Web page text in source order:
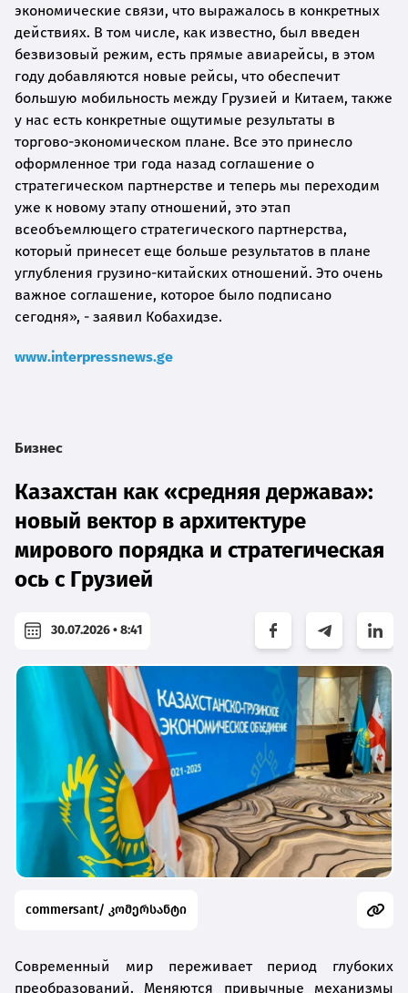
экономические связи, что выражалось в конкретных
действиях. В том числе, как известно, был введен
безвизовый режим, есть прямые авиарейсы, в этом
году добавляются новые рейсы, что обеспечит
большую мобильность между Грузией и Китаем, также
у нас есть конкретные ощутимые результаты в
торгово-экономическом плане. Все это принесло
оформленное три года назад соглашение о
стратегическом партнерстве и теперь мы переходим
уже к новому этапу отношений, это этап
всеобъемлющего стратегического партнерства,
который принесет еще больше результатов в плане
углубления грузино-китайских отношений. Это очень
важное соглашение, которое было подписано
сегодня», - заявил Кобахидзе.
www.interpressnews.ge
Бизнес
Казахстан как «средняя держава»:
новый вектор в архитектуре
мирового порядка и стратегическая
ось с Грузией
30.07.2026 • 8:41
commersant/ კომერსანტი
Современный мир переживает период глубоких
преобразований. Меняются привычные механизмы